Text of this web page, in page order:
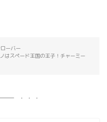
ーバー
はスペード王国の王子！チャーミー